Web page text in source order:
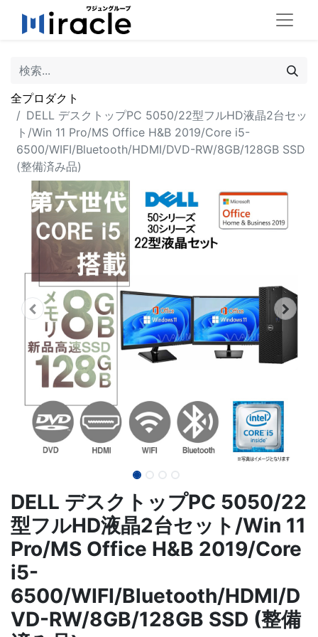
全プロダクト
DELL デスクトップPC 5050/22型フルHD液晶2台セッ
ト/Win 11 Pro/MS Office H&B 2019/Core i5-
6500/WIFI/Bluetooth/HDMI/DVD-RW/8GB/128GB SSD
(整備済み品)
DELL デスクトップPC 5050/22
型フルHD液晶2台セット/Win 11
Pro/MS Office H&B 2019/Core
i5-
6500/WIFI/Bluetooth/HDMI/D
VD-RW/8GB/128GB SSD (整備